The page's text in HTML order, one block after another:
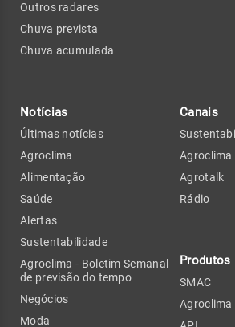
Outros radares
Chuva prevista
Chuva acumulada
Notícias
Últimas notícias
Agroclima
Alimentação
Saúde
Alertas
Sustentabilidade
Agroclima - Boletim Semanal
de previsão do tempo
Negócios
Moda
Canais
Agroclima
Agrotalk
Rádio
Produtos
SMAC
Agroclima